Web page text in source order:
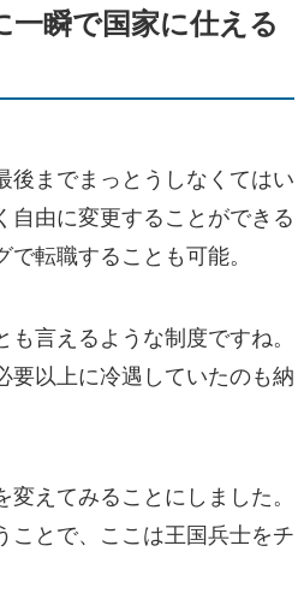
瞬で国家に仕える
後までまっとうしなくてはい
自由に変更することができる
転職することも可能。
言えるような制度ですね。
要以上に冷遇していたのも納
えてみることにしました。
ことで、ここは王国兵士をチ